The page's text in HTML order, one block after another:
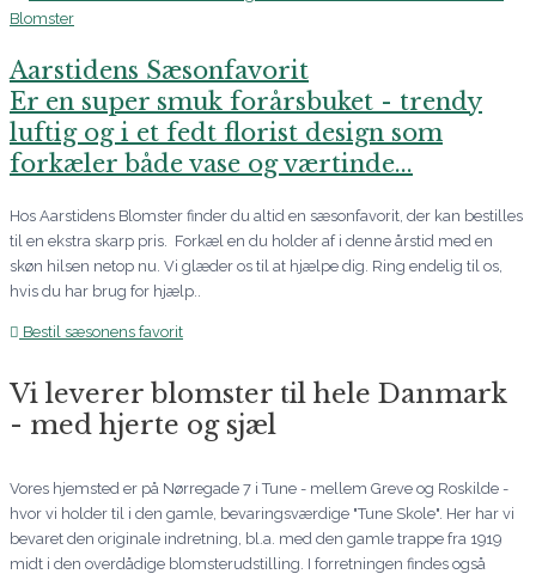
Aarstidens Sæsonfavorit
Er en super smuk forårsbuket - trendy
luftig og i et fedt florist design som
forkæler både vase og værtinde...
Hos Aarstidens Blomster finder du altid en sæsonfavorit, der kan bestilles
til en ekstra skarp pris. Forkæl en du holder af i denne årstid med en
skøn hilsen netop nu. Vi glæder os til at hjælpe dig. Ring endelig til os,
hvis du har brug for hjælp..
Bestil sæsonens favorit
Vi leverer blomster til hele Danmark
- med hjerte og sjæl
Vores hjemsted er på Nørregade 7 i Tune - mellem Greve og Roskilde -
hvor vi holder til i den gamle, bevaringsværdige "Tune Skole". Her har vi
bevaret den originale indretning, bl.a. med den gamle trappe fra 1919
midt i den overdådige blomsterudstilling. I forretningen findes også